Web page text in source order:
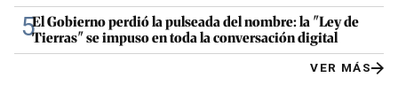
5El Gobierno perdió la pulseada del nombre: la "Ley de
Tierras" se impuso en toda la conversación digital
VER MÁS